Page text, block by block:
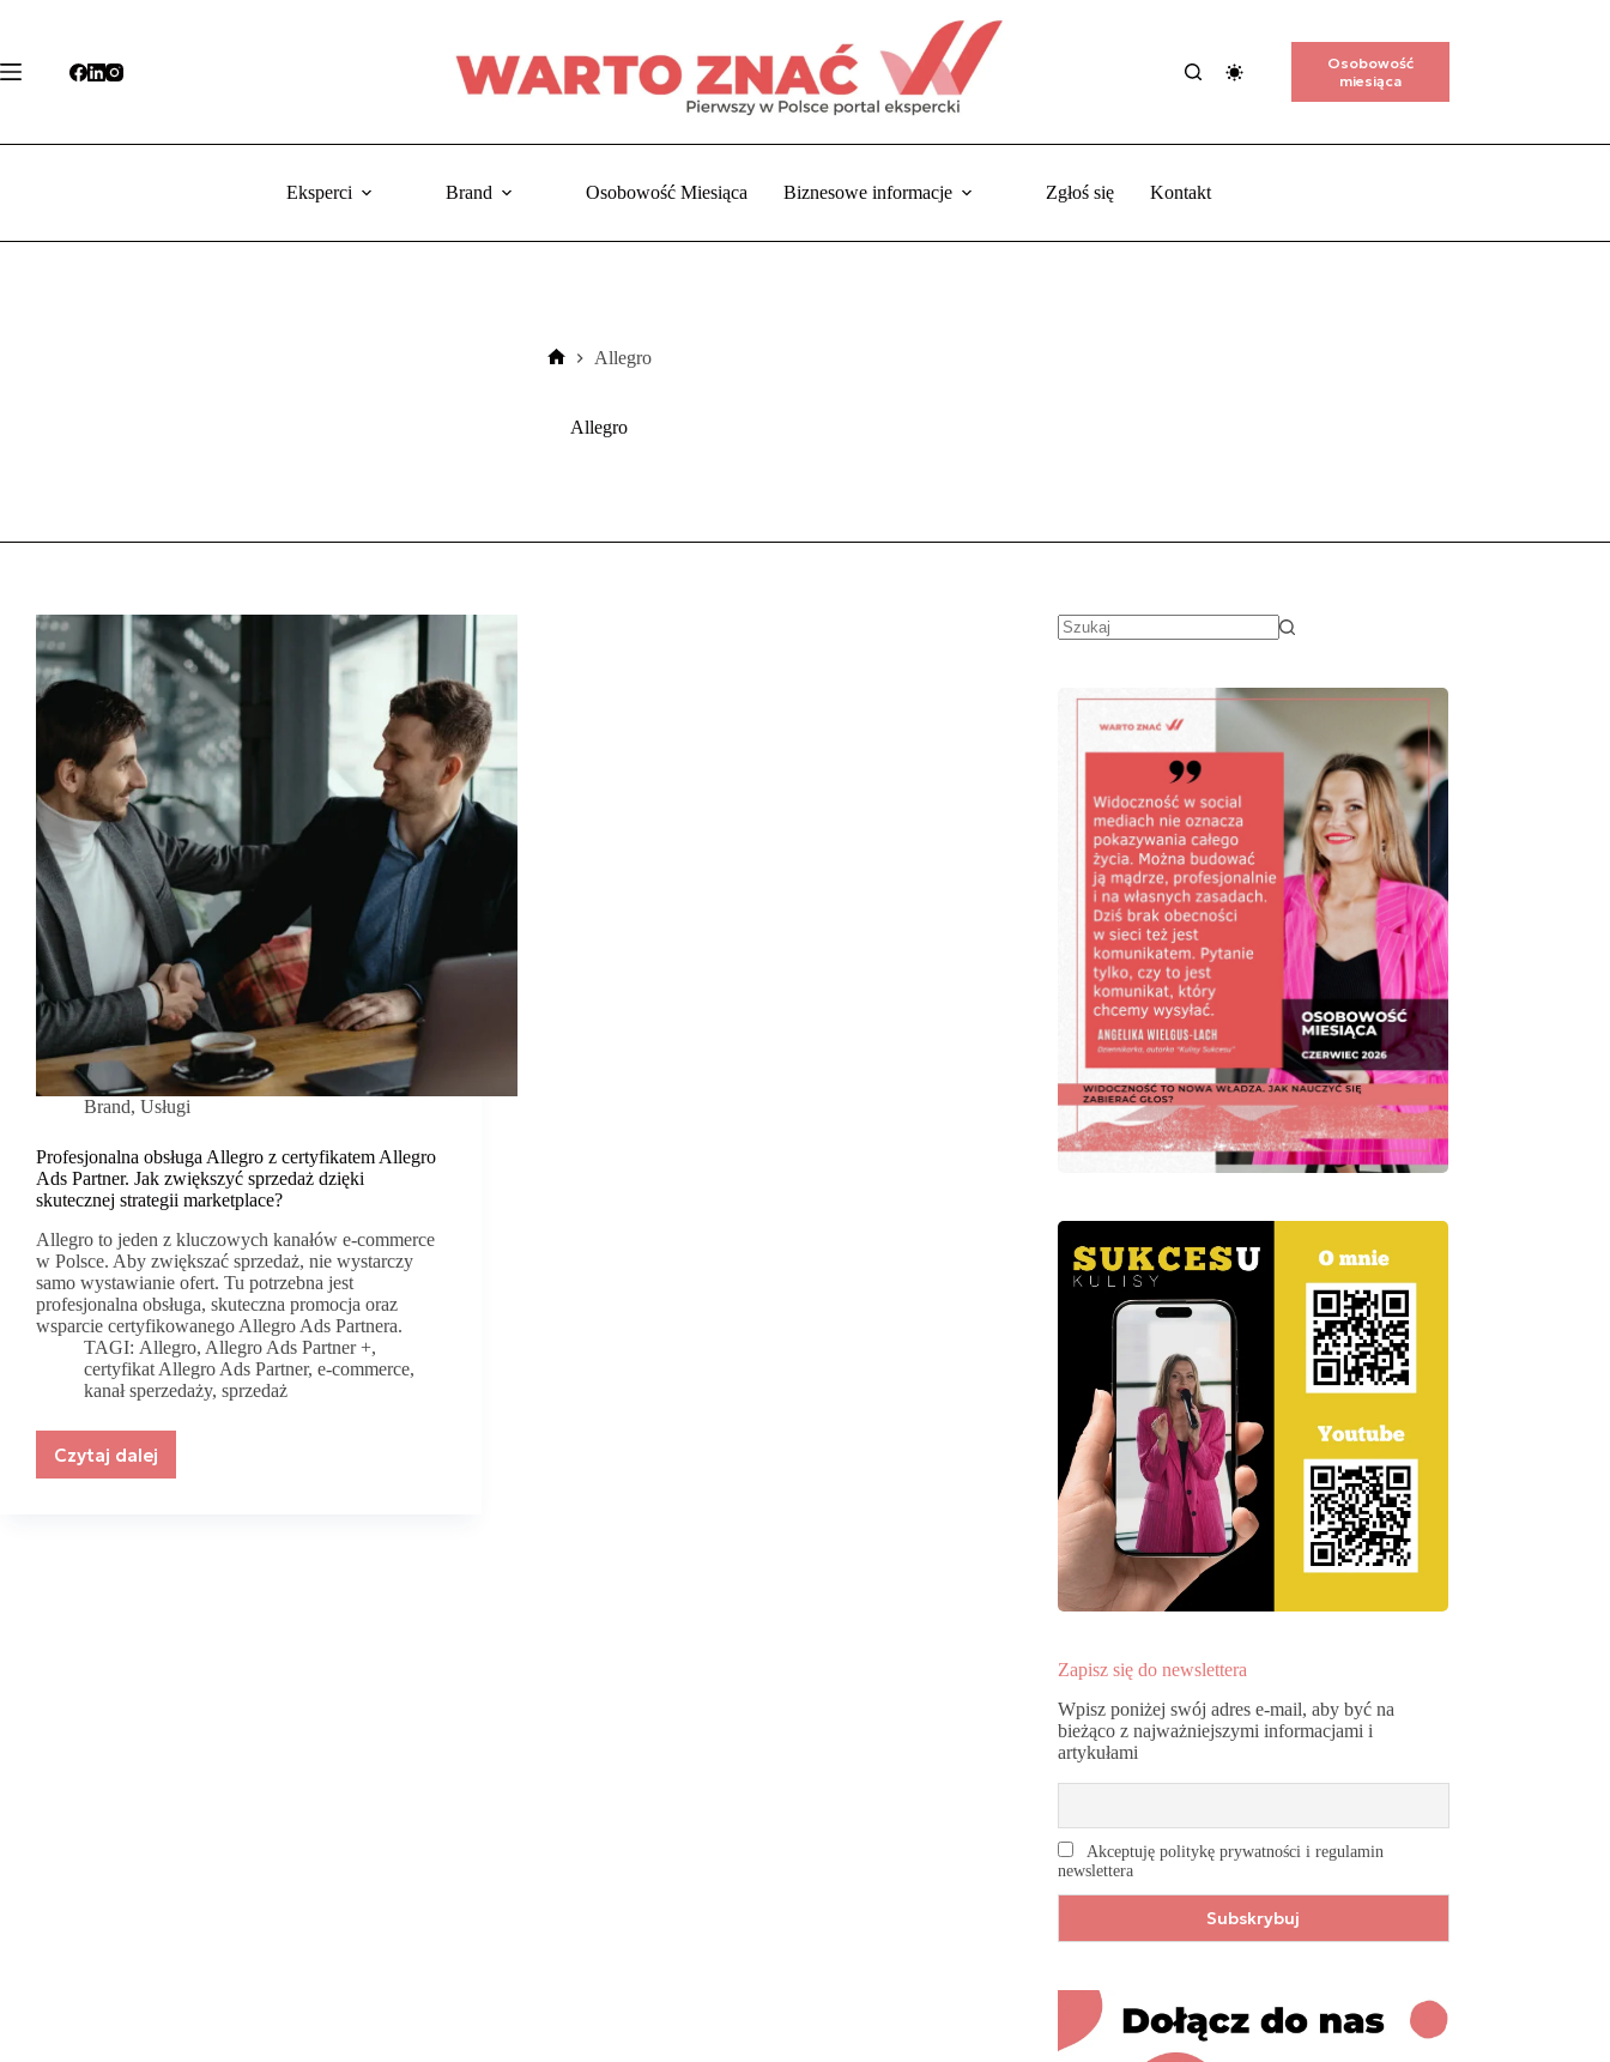
Osobowość
miesiąca
Eksperci Brand Osobowość Miesiąca Biznesowe informacje Zgłoś się Kontakt
Allegro
Allegro
Brand, Usługi
Profesjonalna obsługa Allegro z certyfikatem Allegro
Ads Partner. Jak zwiększyć sprzedaż dzięki
skutecznej strategii marketplace?
Allegro to jeden z kluczowych kanałów e-commerce
w Polsce. Aby zwiększać sprzedaż, nie wystarczy
samo wystawianie ofert. Tu potrzebna jest
profesjonalna obsługa, skuteczna promocja oraz
wsparcie certyfikowanego Allegro Ads Partnera.
TAGI: Allegro, Allegro Ads Partner +,
certyfikat Allegro Ads Partner, e-commerce,
kanał sperzedaży, sprzedaż
Czytaj dalejProfesjonalna
Zapisz się do newslettera
Wpisz poniżej swój adres e-mail, aby być na
bieżąco z najważniejszymi informacjami i
artykułami
Akceptuję politykę prywatności i regulamin
newslettera